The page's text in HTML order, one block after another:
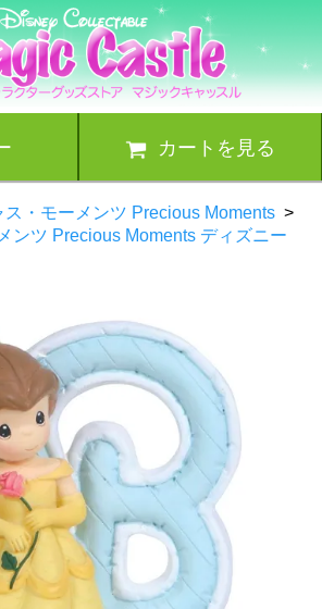
カートを見る
ス・モーメンツ Precious Moments >
ンツ Precious Moments ディズニー